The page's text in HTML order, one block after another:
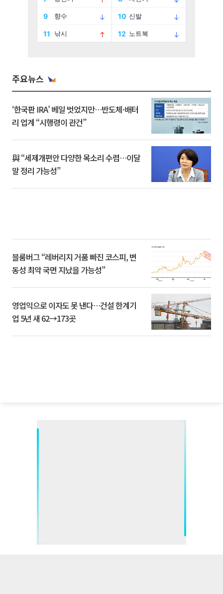
주요뉴스
‘한국판 IRA’ 베일 벗었지만…반도체·배터
리 업계 “시행령이 관건”
與 “세제개편안 다양한 목소리 수렴…이달
말 정리 가능성”
블룸버그 “레버리지 거품 빠진 코스피, 변
동성 최악 국면 지났을 가능성”
영업익으로 이자도 못 낸다…건설 한계기
업 5년 새 62→173곳